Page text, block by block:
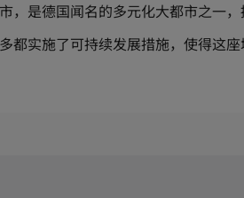
，是德国闻名的多元化大都市之一
都实施了可持续发展措施，使得这座